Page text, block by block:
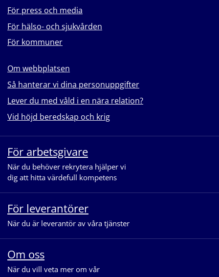
För press och media
För hälso- och sjukvården
För kommuner
Om webbplatsen
Så hanterar vi dina personuppgifter
Lever du med våld i en nära relation?
Vid höjd beredskap och krig
För arbetsgivare
När du behöver rekrytera hjälper vi
dig att hitta värdefull kompetens
För leverantörer
När du är leverantör av våra tjänster
Om oss
När du vill veta mer om vår